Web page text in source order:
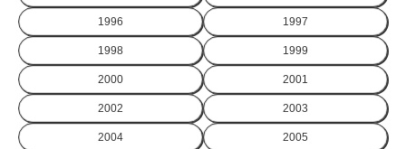
1996 1997
1998 1999
2000 2001
2002 2003
2004 2005